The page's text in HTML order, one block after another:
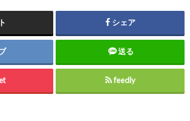
シェア
送る
feedly